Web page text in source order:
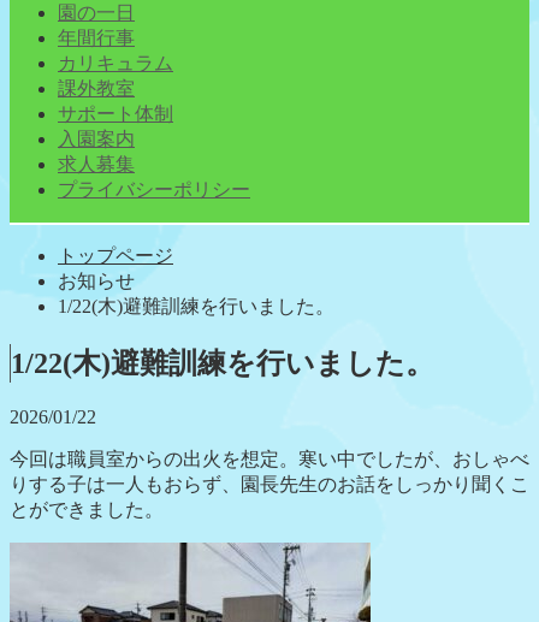
園の一日
年間行事
カリキュラム
課外教室
サポート体制
入園案内
求人募集
プライバシーポリシー
トップページ
お知らせ
1/22(木)避難訓練を行いました。
1/22(木)避難訓練を行いました。
2026/01/22
今回は職員室からの出火を想定。寒い中でしたが、おしゃべ
りする子は一人もおらず、園長先生のお話をしっかり聞くこ
とができました。